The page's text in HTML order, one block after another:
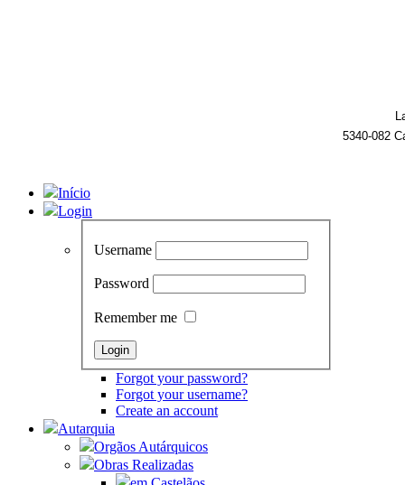
5340-082
Início
Login
Username
Password
Remember me
Forgot your password?
Forgot your username?
Create an account
Autarquia
Orgãos Autárquicos
Obras Realizadas